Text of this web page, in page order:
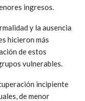
ingresos.
y la ausencia
hicieron más
de estos
vulnerables.
incipiente
de menor